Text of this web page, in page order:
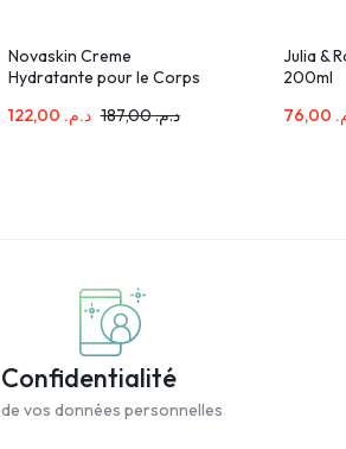
Novaskin Creme
Hydratante pour le Corps
د.م. د.م.187,00
Julia &
200ml
Confidentialité
de vos données personnelles